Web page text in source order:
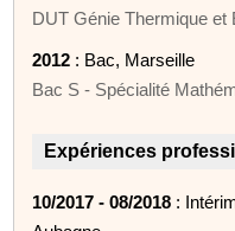
DUT Génie Thermique et
2012 : Bac, Marseille
Bac S - Spécialité
Expériences
10/2017 - 08/2018 :